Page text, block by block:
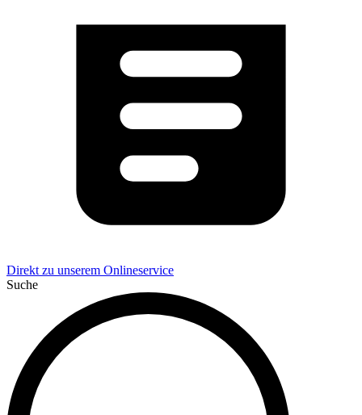
Direkt zu unserem Onlineservice
Suche